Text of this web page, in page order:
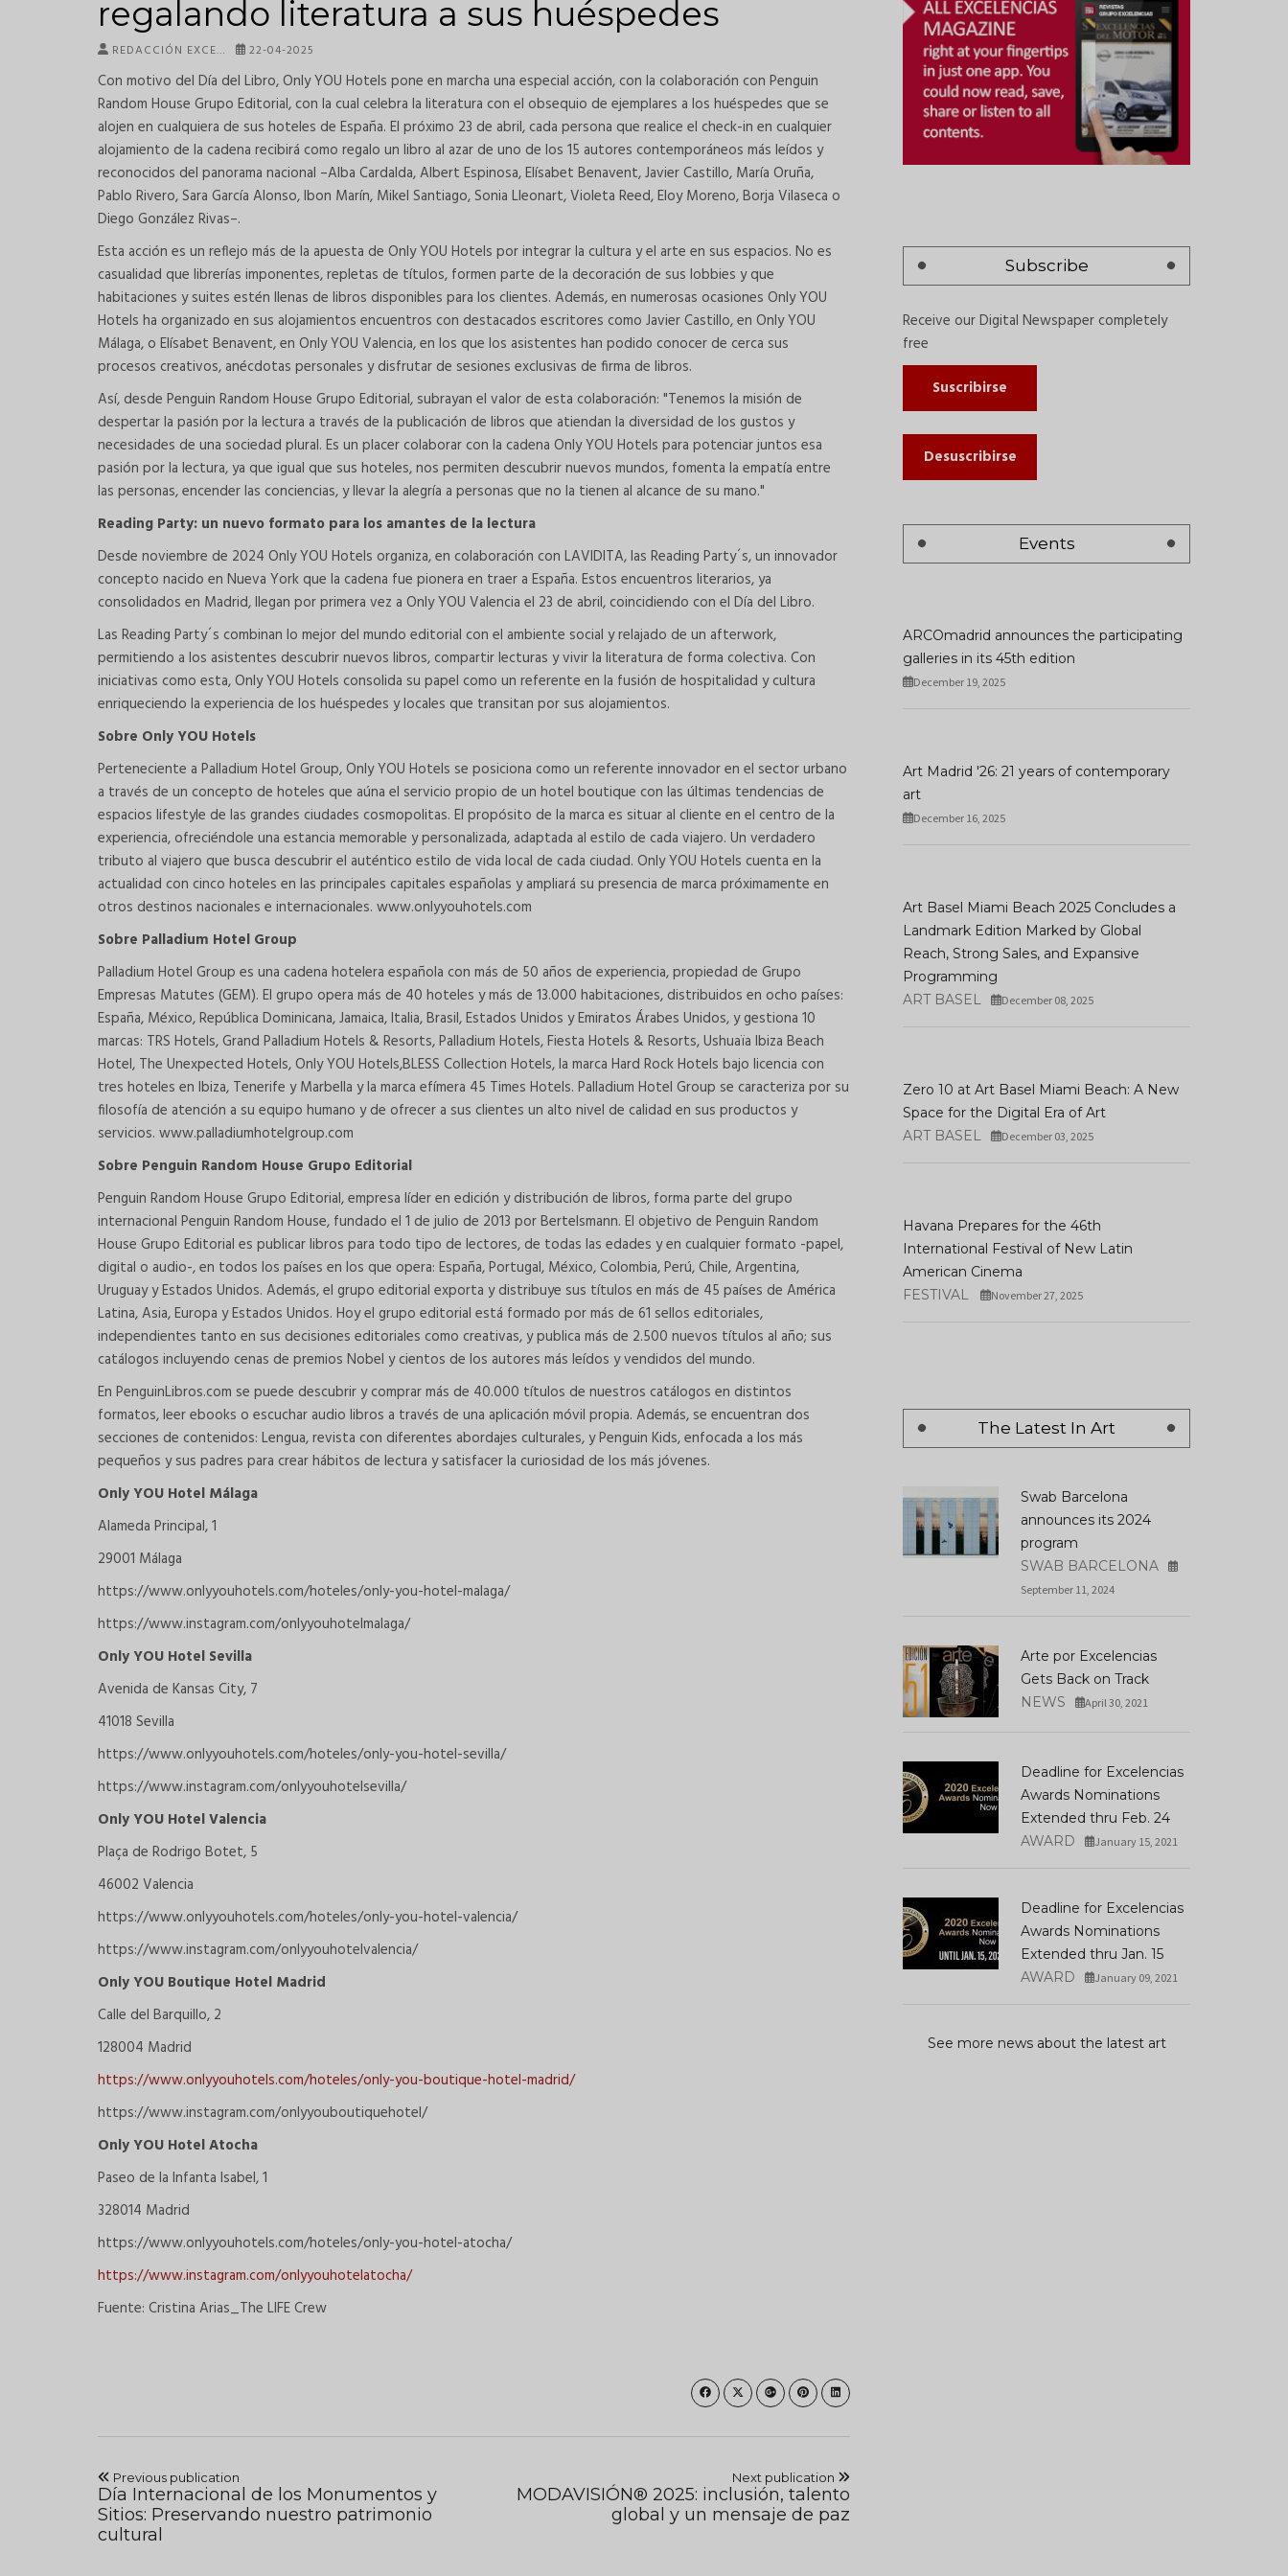
regalando literatura a sus huéspedes
REDACCIÓN EXCE… 22-04-2025
Con motivo del Día del Libro, Only YOU Hotels pone en marcha una especial acción, con la colaboración con Penguin
Random House Grupo Editorial, con la cual celebra la literatura con el obsequio de ejemplares a los huéspedes que se
alojen en cualquiera de sus hoteles de España. El próximo 23 de abril, cada persona que realice el check-in en cualquier
alojamiento de la cadena recibirá como regalo un libro al azar de uno de los 15 autores contemporáneos más leídos y
reconocidos del panorama nacional –Alba Cardalda, Albert Espinosa, Elísabet Benavent, Javier Castillo, María Oruña,
Pablo Rivero, Sara García Alonso, Ibon Marín, Mikel Santiago, Sonia Lleonart, Violeta Reed, Eloy Moreno, Borja Vilaseca o
Diego González Rivas–.
Esta acción es un reflejo más de la apuesta de Only YOU Hotels por integrar la cultura y el arte en sus espacios. No es
casualidad que librerías imponentes, repletas de títulos, formen parte de la decoración de sus lobbies y que
habitaciones y suites estén llenas de libros disponibles para los clientes. Además, en numerosas ocasiones Only YOU
Hotels ha organizado en sus alojamientos encuentros con destacados escritores como Javier Castillo, en Only YOU
Málaga, o Elísabet Benavent, en Only YOU Valencia, en los que los asistentes han podido conocer de cerca sus
procesos creativos, anécdotas personales y disfrutar de sesiones exclusivas de firma de libros.
Así, desde Penguin Random House Grupo Editorial, subrayan el valor de esta colaboración: "Tenemos la misión de
despertar la pasión por la lectura a través de la publicación de libros que atiendan la diversidad de los gustos y
necesidades de una sociedad plural. Es un placer colaborar con la cadena Only YOU Hotels para potenciar juntos esa
pasión por la lectura, ya que igual que sus hoteles, nos permiten descubrir nuevos mundos, fomenta la empatía entre
las personas, encender las conciencias, y llevar la alegría a personas que no la tienen al alcance de su mano."
Reading Party: un nuevo formato para los amantes de la lectura
Desde noviembre de 2024 Only YOU Hotels organiza, en colaboración con LAVIDITA, las Reading Party´s, un innovador
concepto nacido en Nueva York que la cadena fue pionera en traer a España. Estos encuentros literarios, ya
consolidados en Madrid, llegan por primera vez a Only YOU Valencia el 23 de abril, coincidiendo con el Día del Libro.
Las Reading Party´s combinan lo mejor del mundo editorial con el ambiente social y relajado de un afterwork,
permitiendo a los asistentes descubrir nuevos libros, compartir lecturas y vivir la literatura de forma colectiva. Con
iniciativas como esta, Only YOU Hotels consolida su papel como un referente en la fusión de hospitalidad y cultura
enriqueciendo la experiencia de los huéspedes y locales que transitan por sus alojamientos.
Sobre Only YOU Hotels
Perteneciente a Palladium Hotel Group, Only YOU Hotels se posiciona como un referente innovador en el sector urbano
a través de un concepto de hoteles que aúna el servicio propio de un hotel boutique con las últimas tendencias de
espacios lifestyle de las grandes ciudades cosmopolitas. El propósito de la marca es situar al cliente en el centro de la
experiencia, ofreciéndole una estancia memorable y personalizada, adaptada al estilo de cada viajero. Un verdadero
tributo al viajero que busca descubrir el auténtico estilo de vida local de cada ciudad. Only YOU Hotels cuenta en la
actualidad con cinco hoteles en las principales capitales españolas y ampliará su presencia de marca próximamente en
otros destinos nacionales e internacionales. www.onlyyouhotels.com
Sobre Palladium Hotel Group
Palladium Hotel Group es una cadena hotelera española con más de 50 años de experiencia, propiedad de Grupo
Empresas Matutes (GEM). El grupo opera más de 40 hoteles y más de 13.000 habitaciones, distribuidos en ocho países:
España, México, República Dominicana, Jamaica, Italia, Brasil, Estados Unidos y Emiratos Árabes Unidos, y gestiona 10
marcas: TRS Hotels, Grand Palladium Hotels & Resorts, Palladium Hotels, Fiesta Hotels & Resorts, Ushuaïa Ibiza Beach
Hotel, The Unexpected Hotels, Only YOU Hotels,BLESS Collection Hotels, la marca Hard Rock Hotels bajo licencia con
tres hoteles en Ibiza, Tenerife y Marbella y la marca efímera 45 Times Hotels. Palladium Hotel Group se caracteriza por su
filosofía de atención a su equipo humano y de ofrecer a sus clientes un alto nivel de calidad en sus productos y
servicios. www.palladiumhotelgroup.com
Sobre Penguin Random House Grupo Editorial
Penguin Random House Grupo Editorial, empresa líder en edición y distribución de libros, forma parte del grupo
internacional Penguin Random House, fundado el 1 de julio de 2013 por Bertelsmann. El objetivo de Penguin Random
House Grupo Editorial es publicar libros para todo tipo de lectores, de todas las edades y en cualquier formato -papel,
digital o audio-, en todos los países en los que opera: España, Portugal, México, Colombia, Perú, Chile, Argentina,
Uruguay y Estados Unidos. Además, el grupo editorial exporta y distribuye sus títulos en más de 45 países de América
Latina, Asia, Europa y Estados Unidos. Hoy el grupo editorial está formado por más de 61 sellos editoriales,
independientes tanto en sus decisiones editoriales como creativas, y publica más de 2.500 nuevos títulos al año; sus
catálogos incluyendo cenas de premios Nobel y cientos de los autores más leídos y vendidos del mundo.
En PenguinLibros.com se puede descubrir y comprar más de 40.000 títulos de nuestros catálogos en distintos
formatos, leer ebooks o escuchar audio libros a través de una aplicación móvil propia. Además, se encuentran dos
secciones de contenidos: Lengua, revista con diferentes abordajes culturales, y Penguin Kids, enfocada a los más
pequeños y sus padres para crear hábitos de lectura y satisfacer la curiosidad de los más jóvenes.
Only YOU Hotel Málaga
Alameda Principal, 1
29001 Málaga
https://www.onlyyouhotels.com/hoteles/only-you-hotel-malaga/
https://www.instagram.com/onlyyouhotelmalaga/
Only YOU Hotel Sevilla
Avenida de Kansas City, 7
41018 Sevilla
https://www.onlyyouhotels.com/hoteles/only-you-hotel-sevilla/
https://www.instagram.com/onlyyouhotelsevilla/
Only YOU Hotel Valencia
Plaça de Rodrigo Botet, 5
46002 Valencia
https://www.onlyyouhotels.com/hoteles/only-you-hotel-valencia/
https://www.instagram.com/onlyyouhotelvalencia/
Only YOU Boutique Hotel Madrid
Calle del Barquillo, 2
128004 Madrid
https://www.onlyyouhotels.com/hoteles/only-you-boutique-hotel-madrid/
https://www.instagram.com/onlyyouboutiquehotel/
Only YOU Hotel Atocha
Paseo de la Infanta Isabel, 1
328014 Madrid
https://www.onlyyouhotels.com/hoteles/only-you-hotel-atocha/
https://www.instagram.com/onlyyouhotelatocha/
Fuente: Cristina Arias_The LIFE Crew
Previous publication
Día Internacional de los Monumentos y
Sitios: Preservando nuestro patrimonio
cultural
Next publication
MODAVISIÓN® 2025: inclusión, talento
global y un mensaje de paz
Subscribe
Receive our Digital Newspaper completely
free
Suscribirse
Desuscribirse
Events
ARCOmadrid announces the participating
galleries in its 45th edition
December 19, 2025
Art Madrid '26: 21 years of contemporary
art
December 16, 2025
Art Basel Miami Beach 2025 Concludes a
Landmark Edition Marked by Global
Reach, Strong Sales, and Expansive
Programming
ART BASEL
December 08, 2025
Zero 10 at Art Basel Miami Beach: A New
Space for the Digital Era of Art
ART BASEL
December 03, 2025
Havana Prepares for the 46th
International Festival of New Latin
American Cinema
FESTIVAL
November 27, 2025
The Latest In Art
Swab Barcelona
announces its 2024
program
SWAB BARCELONA
September 11, 2024
Arte por Excelencias
Gets Back on Track
NEWS
April 30, 2021
Deadline for Excelencias
Awards Nominations
Extended thru Feb. 24
AWARD
January 15, 2021
Deadline for Excelencias
Awards Nominations
Extended thru Jan. 15
AWARD
January 09, 2021
See more news about the latest art